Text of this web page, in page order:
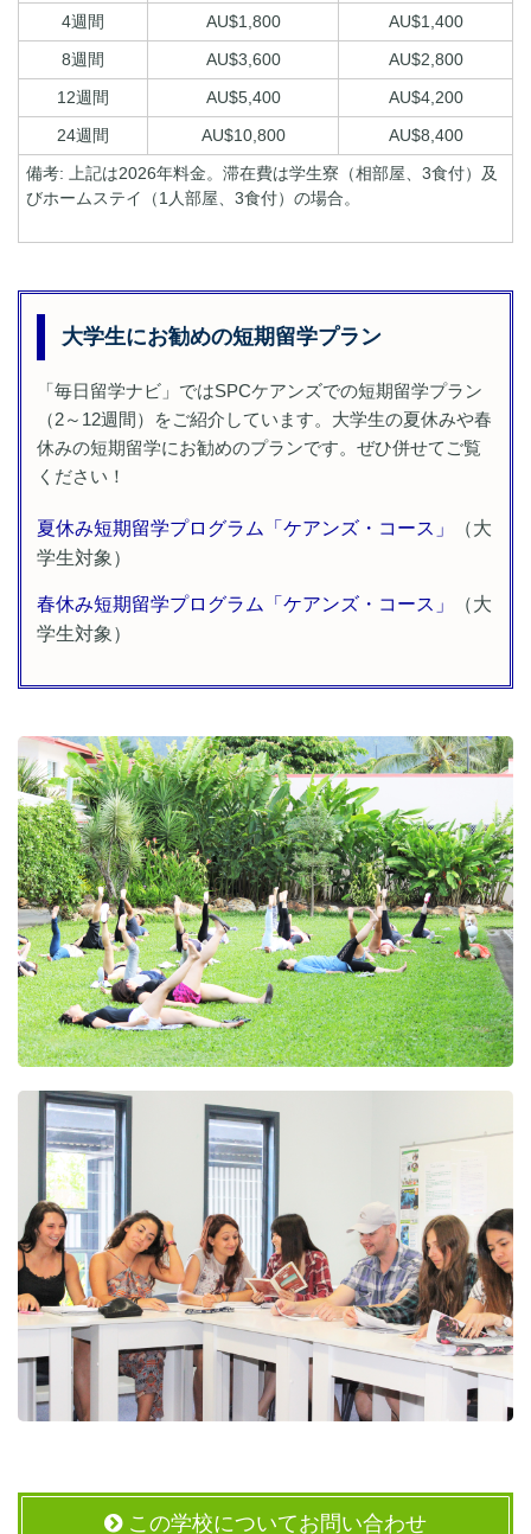
4週間
AU$1,800
AU$1,400
8週間
AU$3,600
AU$2,800
12週間
AU$5,400
AU$4,200
24週間
AU$10,800
AU$8,400
備考: 上記は2026年料金。滞在費は学生寮（相部屋、3食付）及
びホームステイ（1人部屋、3食付）の場合。
大学生にお勧めの短期留学プラン
「毎日留学ナビ」ではSPCケアンズでの短期留学プラン
（2～12週間）をご紹介しています。大学生の夏休みや春
休みの短期留学にお勧めのプランです。ぜひ併せてご覧
ください！
夏休み短期留学プログラム「ケアンズ・コース」
（大
学生対象）
春休み短期留学プログラム「ケアンズ・コース」
（大
学生対象）
この学校についてお問い合わせ